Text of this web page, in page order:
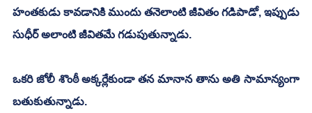
హంతకుడు కావడానికి ముందు తనెలాంటి జీవితం గడిపాడో, ఇప్పుడు
సుధీర్ అలాంటి జీవితమే గడుపుతున్నాడు.
ఒకరి జోలీ శొంఠీ అక్కర్లేకుండా తన మానాన తాను అతి సామాన్యంగా
బతుకుతున్నాడు.